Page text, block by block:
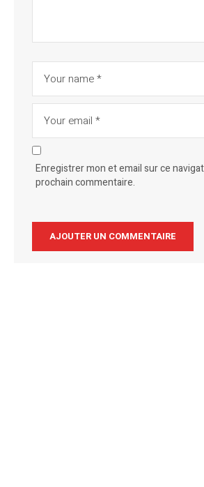
Enregistrer mon et email sur ce
prochain commentaire.